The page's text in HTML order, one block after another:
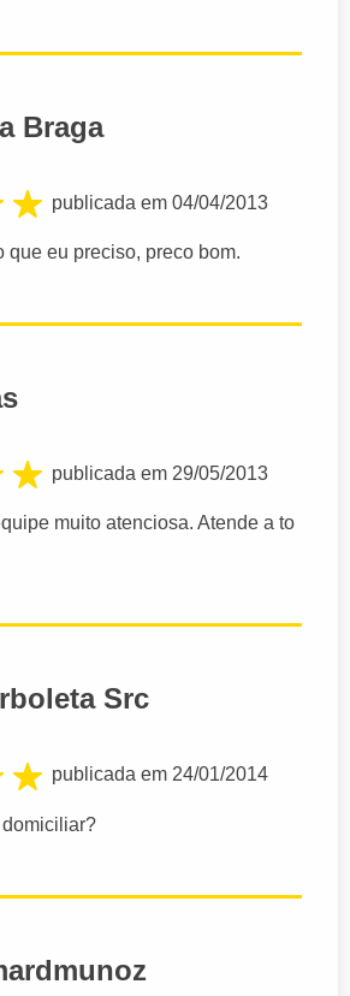
Braga
publicada em 04/04/2013
que eu preciso, preco bom.
publicada em 29/05/2013
muito atenciosa. Atende a to
Src
publicada em 24/01/2014